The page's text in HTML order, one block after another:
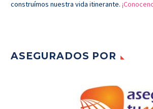
construímos nuestra vida itinerante.
ASEGURADOS POR